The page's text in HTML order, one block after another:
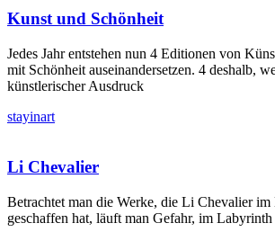
Kunst und Schönheit
Jedes Jahr entstehen nun 4 Editionen von
mit Schönheit auseinandersetzen. 4 deshalb,
künstlerischer Ausdruck
stayinart
Li Chevalier
Betrachtet man die Werke, die Li Chevalier
geschaffen hat, läuft man Gefahr, im